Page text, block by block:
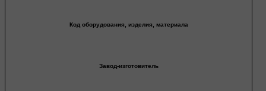
Код оборудования, изделия, материала
Завод-изготовитель